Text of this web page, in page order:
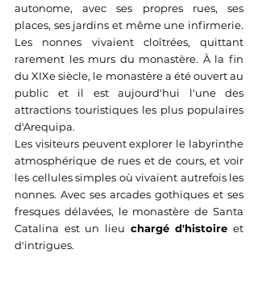
autonome, avec ses propres rues, ses
places, ses jardins et même une infirmerie.
Les nonnes vivaient cloîtrées, quittant
rarement les murs du monastère. À la fin
du XIXe siècle, le monastère a été ouvert au
public et il est aujourd'hui l'une des
attractions touristiques les plus populaires
d'Arequipa.
Les visiteurs peuvent explorer le labyrinthe
atmosphérique de rues et de cours, et voir
les cellules simples où vivaient autrefois les
nonnes. Avec ses arcades gothiques et ses
fresques délavées, le monastère de Santa
Catalina est un lieu chargé d'histoire et
d'intrigues.